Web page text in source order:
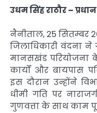
उधम सिंह राठौर –
नैनीताल, 25 सितम्बर
जिलाधिकारी वंदना ने
मानसखंड परियोजना के
कार्यों और बायपास
इस दौरान उन्होंने
धीमी गति पर
गुणवत्ता के साथ काम